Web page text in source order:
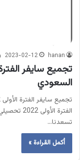
hanan
2023-02-12
السعودي
الفترة
تسعدنا…
أكمل القراءة »